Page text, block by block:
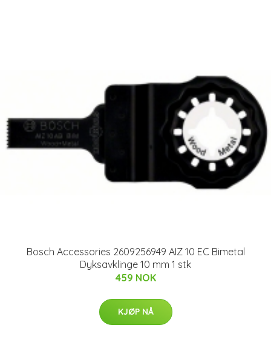
Bosch Accessories 2609256949 AIZ 10 EC Bimetal
Dyksavklinge 10 mm 1 stk
459 NOK
KJØP NÅ